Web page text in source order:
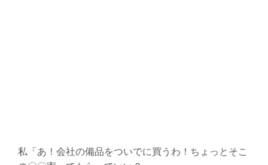
私「あ！会社の備品をついでに買うわ！ちょっとそこ